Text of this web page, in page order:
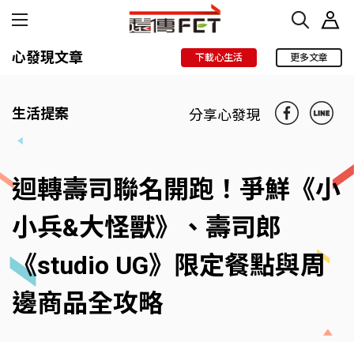
心發現文章 下載心生活 更多文章
生活提案 分享心發現
迴轉壽司聯名開跑！爭鮮《小
小兵&大怪獸》、壽司郎
《studio UG》限定餐點與周
邊商品全攻略